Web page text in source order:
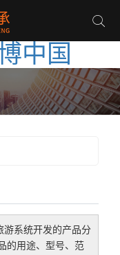
中国
游系统开发的产品分
的用途、型号、范